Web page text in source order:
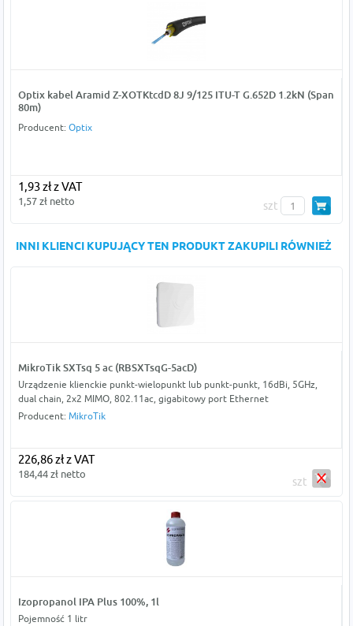
Optix kabel Aramid Z-XOTKtcdD 8J 9/125 ITU-T G.652D 1.2kN (Span
80m)
Producent: Optix
1,93 zł z VAT
1,57 zł netto szt
INNI KLIENCI KUPUJĄCY TEN PRODUKT ZAKUPILI RÓWNIEŻ
MikroTik SXTsq 5 ac (RBSXTsqG-5acD)
Urządzenie klienckie punkt-wielopunkt lub punkt-punkt, 16dBi, 5GHz,
dual chain, 2x2 MIMO, 802.11ac, gigabitowy port Ethernet
Producent: MikroTik
226,86 zł z VAT
184,44 zł netto
szt
Izopropanol IPA Plus 100%, 1l
Pojemność 1 litr